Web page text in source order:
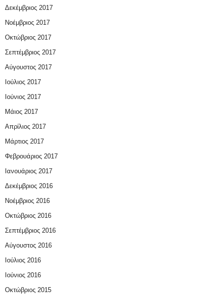
Δεκέμβριος 2017
Νοέμβριος 2017
Οκτώβριος 2017
Σεπτέμβριος 2017
Αύγουστος 2017
Ιούλιος 2017
Ιούνιος 2017
Μάιος 2017
Απρίλιος 2017
Μάρτιος 2017
Φεβρουάριος 2017
Ιανουάριος 2017
Δεκέμβριος 2016
Νοέμβριος 2016
Οκτώβριος 2016
Σεπτέμβριος 2016
Αύγουστος 2016
Ιούλιος 2016
Ιούνιος 2016
Οκτώβριος 2015